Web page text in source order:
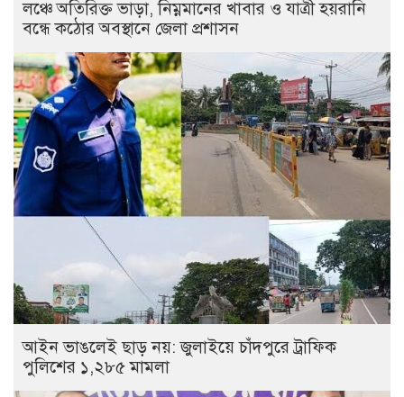
লঞ্চে অতিরিক্ত ভাড়া, নিম্নমানের খাবার ও যাত্রী হয়রানি
বন্ধে কঠোর অবস্থানে জেলা প্রশাসন
আইন ভাঙলেই ছাড় নয়: জুলাইয়ে চাঁদপুরে ট্রাফিক
পুলিশের ১,২৮৫ মামলা